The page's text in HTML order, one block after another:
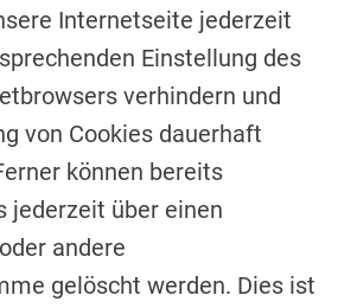
Internetseite jederzeit
Einstellung des
verhindern und
von Cookies dauerhaft
können bereits
jederzeit über einen
andere
gelöscht werden. Dies ist